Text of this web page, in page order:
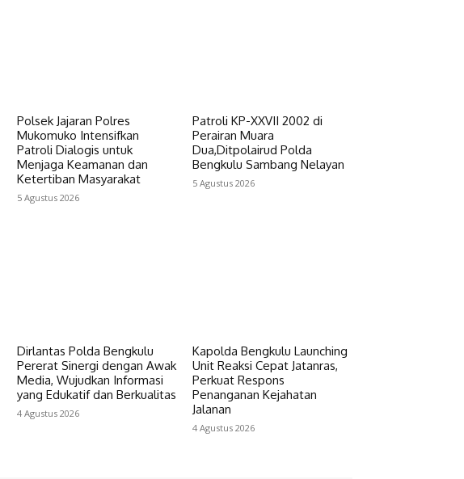
Polsek Jajaran Polres
Mukomuko Intensifkan
Patroli Dialogis untuk
Menjaga Keamanan dan
Ketertiban Masyarakat
5 Agustus 2026
Patroli KP-XXVII 2002 di
Perairan Muara
Dua,Ditpolairud Polda
Bengkulu Sambang Nelayan
5 Agustus 2026
Dirlantas Polda Bengkulu
Pererat Sinergi dengan Awak
Media, Wujudkan Informasi
yang Edukatif dan Berkualitas
4 Agustus 2026
Kapolda Bengkulu Launching
Unit Reaksi Cepat Jatanras,
Perkuat Respons
Penanganan Kejahatan
Jalanan
4 Agustus 2026